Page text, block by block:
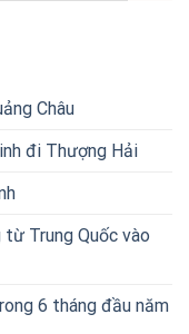
Châu
đi Thượng Hải
Trung Quốc vào
6 tháng đầu năm